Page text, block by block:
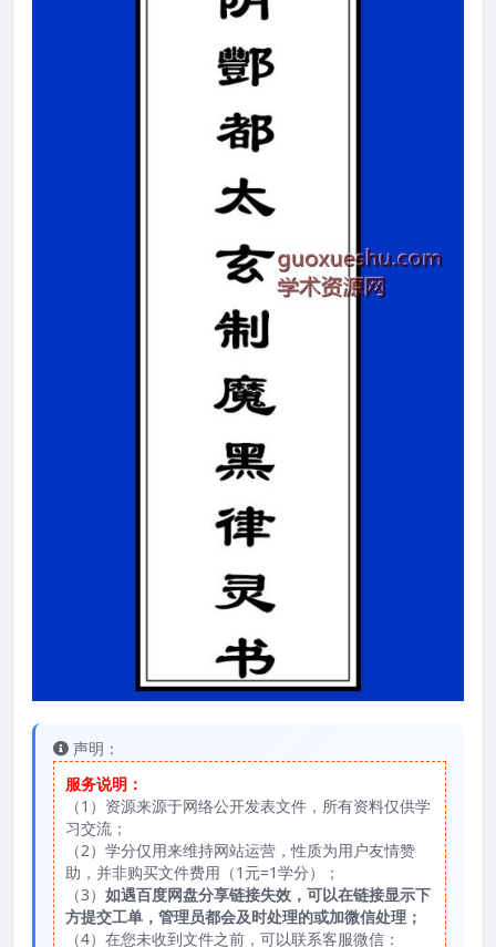
声明：
服务说明：
（1）资源来源于网络公开发表文件，所有资料仅供学
习交流；
（2）学分仅用来维持网站运营，性质为用户友情赞
助，并非购买文件费用（1元=1学分）；
（3） 如遇百度网盘分享链接失效，可以在链接显示下
方提交工单，管理员都会及时处理的或加微信处理；
（4）在您未收到文件之前，可以联系客服微信：